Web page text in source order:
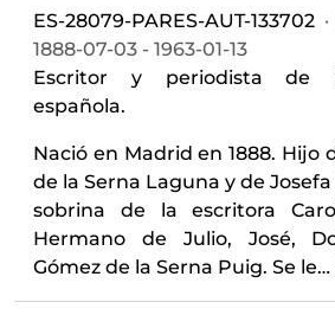
ES-28079-PARES-AUT-133702 ·
1888-07-03 - 1963-01-13
Escritor y periodista de
española.
Nació en Madrid en 1888. Hijo
de la Serna Laguna y de
sobrina de la escritora
Hermano de Julio, José,
Gómez de la Serna Puig. Se le…